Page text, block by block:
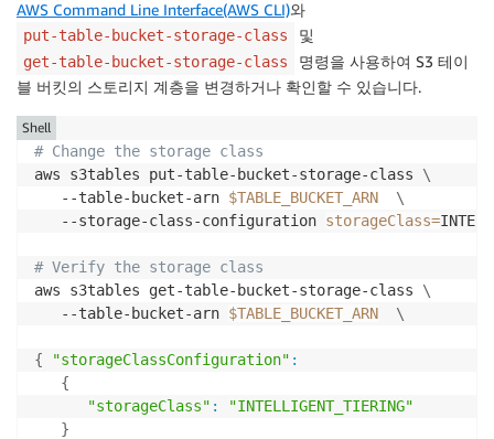
AWS Command Line Interface(AWS CLI)와
put-table-bucket-storage-class 및
get-table-bucket-storage-class
명령을 사용하여 S3 테이
블 버킷의 스토리지 계층을 변경하거나 확인할 수 있습니다.
# Change the storage class
aws s3tables put-table-bucket-storage-class \
   --table-bucket-arn
$TABLE_BUCKET_ARN
\
   --storage-class-configuration
storageClass=
# Verify the storage class
aws s3tables get-table-bucket-storage-class \
   --table-bucket-arn
$TABLE_BUCKET_ARN \
{ "storageClassConfiguration" :
{
"storageClass" :
"INTELLIGENT_TIERING"
}
Shell